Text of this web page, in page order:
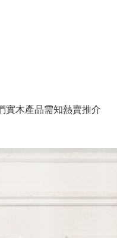
實木產品需知熱賣推介